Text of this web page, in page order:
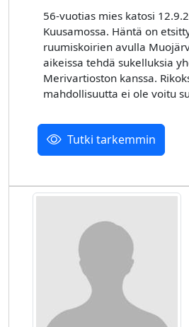
56-vuotias mies katosi
Kuusamossa. Häntä on
ruumiskoirien avulla
aikeissa tehdä sukelluksia
Merivartioston kanssa.
mahdollisuutta ei ole voitu
Tutki tarkemmin